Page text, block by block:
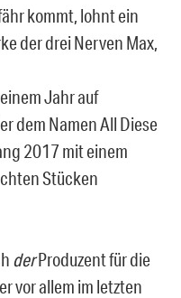
kommt, lohnt ein
der drei Nerven Max,
Jahr auf
dem Namen All Diese
2017 mit einem
Stücken
derProduzent für die
vor allem im letzten